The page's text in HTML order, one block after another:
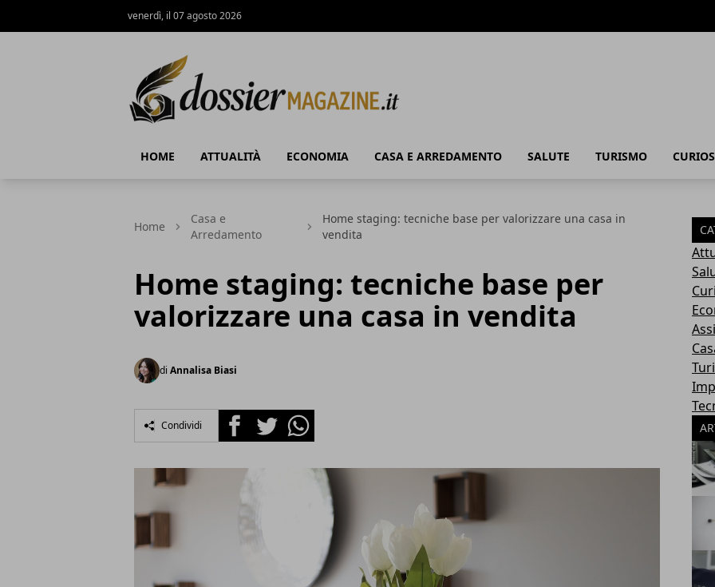
venerdì, il 07 agosto 2026
HOME ATTUALITÀ ECONOMIA CASA E ARREDAMENTO SALUTE TURISMO
Home
Casa e
Arredamento
Home staging: tecniche base per valorizzare una casa in
vendita
Home staging: tecniche base per
valorizzare una casa in vendita
di Annalisa Biasi
Condividi FacebookTwitterWhatsapp